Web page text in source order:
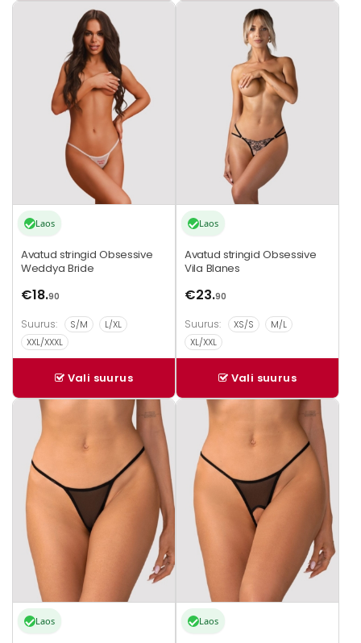
Laos
Avatud stringid Obsessive
Weddya Bride
€18.90
Suurus: S/M
L/XL
XXL/XXXL
Vali suurus
Sellel
tootelehel.
Laos
Avatud stringid Obsessive
Vila Blanes
€23.90
Suurus: XS/S
M/L
XL/XXL
Vali suurus
Sellel
tootelehel.
Laos
Sellel
tootel
mitu
varianti.
Valikuid
teha
tootelehel.
Laos
Sellel
mitu
varianti.
saab
teha
tootelehel.